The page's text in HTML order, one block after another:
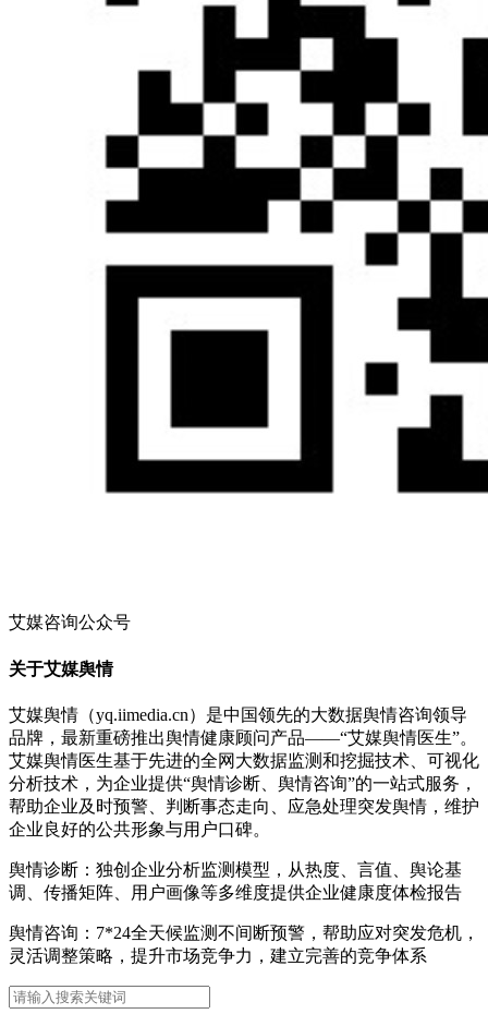
艾媒咨询公众号
关于艾媒舆情
艾媒舆情（yq.iimedia.cn）是中国领先的大数据舆情咨询领导
品牌，最新重磅推出舆情健康顾问产品——“艾媒舆情医生”。
艾媒舆情医生基于先进的全网大数据监测和挖掘技术、可视化
分析技术，为企业提供“舆情诊断、舆情咨询”的一站式服务，
帮助企业及时预警、判断事态走向、应急处理突发舆情，维护
企业良好的公共形象与用户口碑。
舆情诊断：独创企业分析监测模型，从热度、言值、舆论基
调、传播矩阵、用户画像等多维度提供企业健康度体检报告
舆情咨询：7*24全天候监测不间断预警，帮助应对突发危机，
灵活调整策略，提升市场竞争力，建立完善的竞争体系